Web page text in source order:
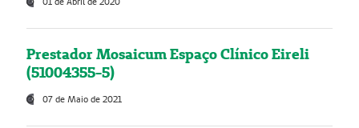
Prestador Mosaicum Espaço Clínico Eireli
(51004355-5)
07 de Maio de 2021